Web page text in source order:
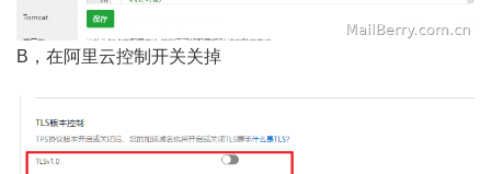
B，在阿里云控制开关关掉